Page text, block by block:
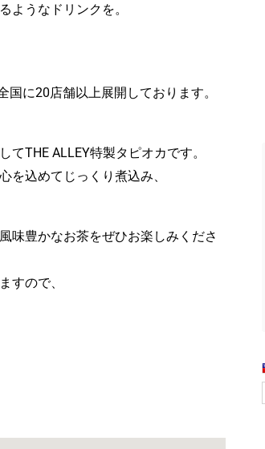
ようなドリンクを。
に20店舗以上展開しております。
THE ALLEY特製タピオカです。
を込めてじっくり煮込み、
味豊かなお茶をぜひお楽しみくださ
すので、